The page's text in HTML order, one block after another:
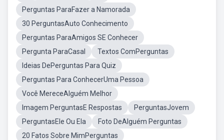
Perguntas ParaFazer a Namorada
30 PerguntasAuto Conhecimento
Perguntas ParaAmigos SE Conhecer
Pergunta ParaCasal
Textos ComPerguntas
Ideias DePerguntas Para Quiz
Perguntas Para ConhecerUma Pessoa
Você MereceAlguém Melhor
Imagem PerguntasE Respostas
PerguntasJovem
PerguntasEle Ou Ela
Foto DeAlguém Perguntas
20 Fatos Sobre MimPerguntas